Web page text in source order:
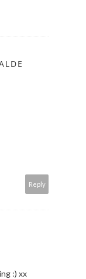
Reply
:) xx